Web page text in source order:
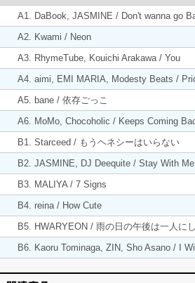
A1. DaBook, JASMINE / Don't wanna go
A2. Kwami / Neon
A3. RhymeTube, Kouichi Arakawa / You
A4. aimi, EMI MARIA, Modesty Beats /
A5. bane / 依存ごっこ
A6. MoMo, Chocoholic / Keeps Coming
B1. Starceed / もうヘネシーはいらない
B2. JASMINE, DJ Deequite / Stay With Me
B3. MALIYA / 7 Signs
B4. reina / How Cute
B5. HWARYEON / 雨の日の午後は一人に
B6. Kaoru Tominaga, ZIN, Sho Asano / I